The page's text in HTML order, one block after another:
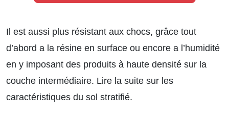
Il est aussi plus résistant aux chocs, grâce tout
d’abord a la résine en surface ou encore a l’humidité
en y imposant des produits à haute densité sur la
couche intermédiaire. Lire la suite sur les
caractéristiques du sol stratifié.